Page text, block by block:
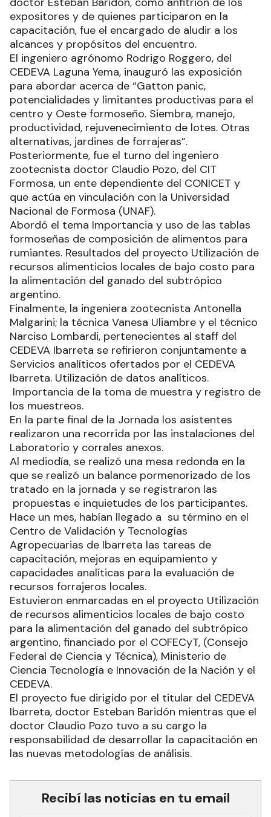
expositores y de quienes participaron en la
capacitación, fue el encargado de aludir a los
alcances y propósitos del encuentro.
El ingeniero agrónomo Rodrigo Roggero, del
CEDEVA Laguna Yema, inauguró las exposición
para abordar acerca de “Gatton panic,
potencialidades y limitantes productivas para el
centro y Oeste formoseño. Siembra, manejo,
productividad, rejuvenecimiento de lotes. Otras
alternativas, jardines de forrajeras”.
Posteriormente, fue el turno del ingeniero
zootecnista doctor Claudio Pozo, del CIT
Formosa, un ente dependiente del CONICET y
que actúa en vinculación con la Universidad
Nacional de Formosa (UNAF).
Abordó el tema Importancia y uso de las tablas
formoseñas de composición de alimentos para
rumiantes. Resultados del proyecto Utilización de
recursos alimenticios locales de bajo costo para
la alimentación del ganado del subtrópico
argentino.
Finalmente, la ingeniera zootecnista Antonella
Malgarini; la técnica Vanesa Uliambre y el técnico
Narciso Lombardi, pertenecientes al staff del
CEDEVA Ibarreta se refirieron conjuntamente a
Servicios analíticos ofertados por el CEDEVA
Ibarreta. Utilización de datos analíticos.
Importancia de la toma de muestra y registro de
los muestreos.
En la parte final de la Jornada los asistentes
realizaron una recorrida por las instalaciones del
Laboratorio y corrales anexos.
Al mediodía, se realizó una mesa redonda en la
que se realizó un balance pormenorizado de los
tratado en la jornada y se registraron las
propuestas e inquietudes de los participantes.
Hace un mes, habían llegado a su término en el
Centro de Validación y Tecnologías
Agropecuarias de Ibarreta las tareas de
capacitación, mejoras en equipamiento y
capacidades analíticas para la evaluación de
recursos forrajeros locales.
Estuvieron enmarcadas en el proyecto Utilización
de recursos alimenticios locales de bajo costo
para la alimentación del ganado del subtrópico
argentino, financiado por el COFECyT, (Consejo
Federal de Ciencia y Técnica), Ministerio de
Ciencia Tecnología e Innovación de la Nación y el
CEDEVA.
El proyecto fue dirigido por el titular del CEDEVA
Ibarreta, doctor Esteban Baridón mientras que el
doctor Claudio Pozo tuvo a su cargo la
responsabilidad de desarrollar la capacitación en
las nuevas metodologías de análisis.
Recibí las noticias en tu email